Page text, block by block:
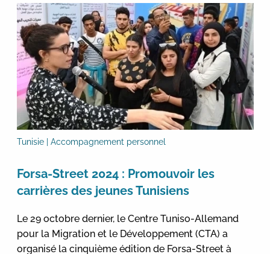
Tunisie | Accompagnement personnel
Forsa-Street 2024 : Promouvoir les
carrières des jeunes Tunisiens
Le 29 octobre dernier, le Centre Tuniso-Allemand
pour la Migration et le Développement (CTA) a
organisé la cinquième édition de Forsa-Street à